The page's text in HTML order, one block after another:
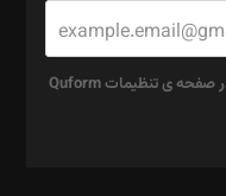
برای استفاده از ریکپچا بایستی کلید API را در صفحه ی تنظیمات Quform